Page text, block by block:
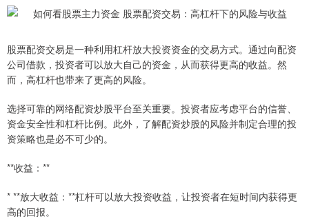
股票配资交易是一种利用杠杆放大投资资金的交易方式。通过向配资
公司借款，投资者可以放大自己的资金，从而获得更高的收益。然
而，高杠杆也带来了更高的风险。
选择可靠的网络配资炒股平台至关重要。投资者应考虑平台的信誉、
资金安全性和杠杆比例。此外，了解配资炒股的风险并制定合理的投
资策略也是必不可少的。
**收益：**
* **放大收益：**杠杆可以放大投资收益，让投资者在短时间内获得更
高的回报。